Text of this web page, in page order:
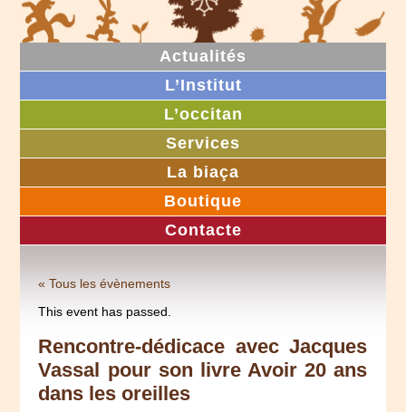
Actualités
L’Institut
L’occitan
Services
La biaça
Boutique
Contacte
« Tous les évènements
This event has passed.
Rencontre-dédicace avec Jacques
Vassal pour son livre Avoir 20 ans
dans les oreilles